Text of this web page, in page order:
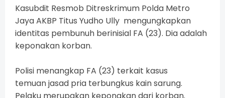
Kasubdit Resmob Ditreskrimum Polda Metro
Jaya AKBP Titus Yudho Ully mengungkapkan
identitas pembunuh berinisial FA (23). Dia adalah
keponakan korban.
Polisi menangkap FA (23) terkait kasus
temuan jasad pria terbungkus kain sarung.